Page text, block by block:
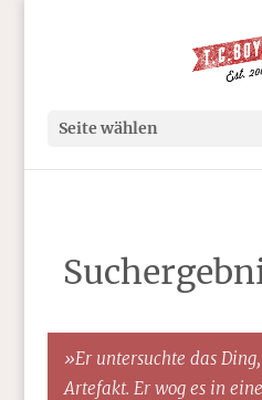
Seite wählen
»Er untersuchte das
Artefakt. Er wog es in